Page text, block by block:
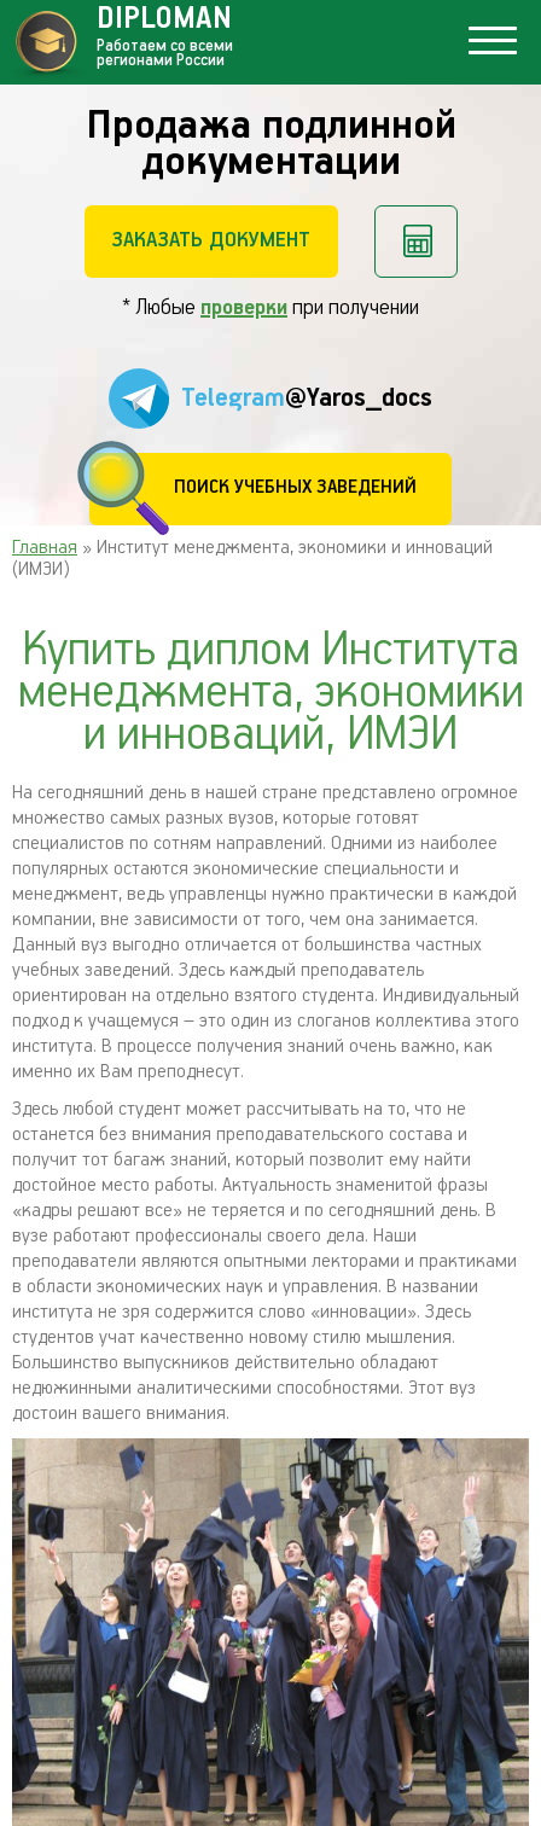
Продажа подлинной
документации
ЗАКАЗАТЬ ДОКУМЕНТ
* Любые проверки при получении
Telegram@Yaros_docs
ПОИСК УЧЕБНЫХ ЗАВЕДЕНИЙ
DIPLOMAN
Работаем со всеми
регионами России
Главная » Институт менеджмента, экономики и инноваций
(ИМЭИ)
Купить диплом Института
менеджмента, экономики
и инноваций, ИМЭИ
На сегодняшний день в нашей стране представлено огромное
множество самых разных вузов, которые готовят
специалистов по сотням направлений. Одними из наиболее
популярных остаются экономические специальности и
менеджмент, ведь управленцы нужно практически в каждой
компании, вне зависимости от того, чем она занимается.
Данный вуз выгодно отличается от большинства частных
учебных заведений. Здесь каждый преподаватель
ориентирован на отдельно взятого студента. Индивидуальный
подход к учащемуся – это один из слоганов коллектива этого
института. В процессе получения знаний очень важно, как
именно их Вам преподнесут.
Здесь любой студент может рассчитывать на то, что не
останется без внимания преподавательского состава и
получит тот багаж знаний, который позволит ему найти
достойное место работы. Актуальность знаменитой фразы
«кадры решают все» не теряется и по сегодняшний день. В
вузе работают профессионалы своего дела. Наши
преподаватели являются опытными лекторами и практиками
в области экономических наук и управления. В названии
института не зря содержится слово «инновации». Здесь
студентов учат качественно новому стилю мышления.
Большинство выпускников действительно обладают
недюжинными аналитическими способностями. Этот вуз
достоин вашего внимания.